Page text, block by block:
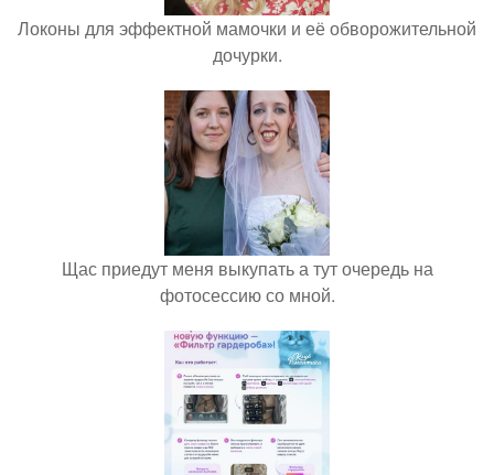
Локоны для эффектной мамочки и её обворожительной
дочурки.
Щас приедут меня выкупать а тут очередь на
фотосессию со мной.